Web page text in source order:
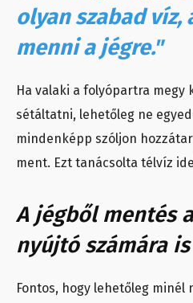
olyan szabad víz,
menni a jégre."
Ha valaki a folyópartra megy
sétáltatni, lehetőleg ne
mindenképp szóljon
ment. Ezt tanácsolta télvíz
A jégből mentés
nyújtó számára
Fontos, hogy lehetőleg